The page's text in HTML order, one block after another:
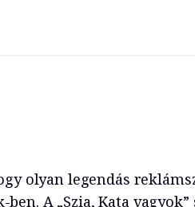
olyan legendás
ben. A „Szia, Kata